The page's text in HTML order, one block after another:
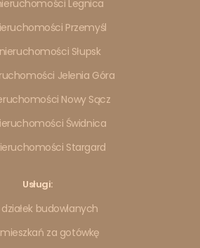
Legnica
Przemyśl
Słupsk
Jelenia Góra
Nowy Sącz
Świdnica
Stargard
Usługi:
działek budowlanych
za gotówkę